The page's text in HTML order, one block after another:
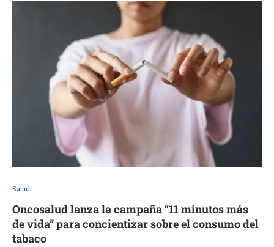
Salud
Oncosalud lanza la campaña “11 minutos más
de vida” para concientizar sobre el consumo del
tabaco